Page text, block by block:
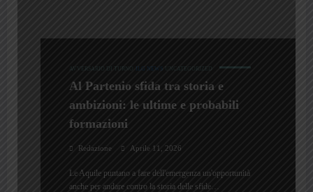
AVVERSARIO DI TURNO ILG NEWS UNCATEGORIZED
Al Partenio sfida tra storia e
ambizioni: le ultime e probabili
formazioni
Redazione Aprile 11, 2026
Le Aquile puntano a fare dell'emergenza un'opportunità
anche per andare contro la storia delle sfide…